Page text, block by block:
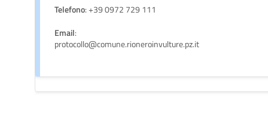
Telefono: +39 0972 729 111
Email:
protocollo@comune.rioneroinvulture.pz.it